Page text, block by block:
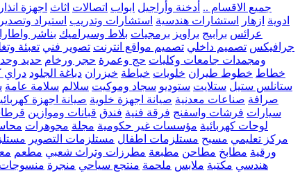
.. جميع الاقسام .. أدخنة وأراجيل ابواب اتصالات اثاث اجهزة
ادوية ازهار استشارات هندسية استشارات وتدريب استيراد وتصدير
عرائس برابيج براويز برمجيات بلاط وسيراميك بناشر
جرافيكس تصميم داخلي تصميم مواقع انترنت تصوير فني تعبئة
ومجمدات جامعات وكليات حج وعمرة حجر ورخام حديد
خطاط خطوط طيران خلويات خياطة خيزران دباغة الجلود دراي
ستانلس ستيل ستلايت ستوديو سجاد وموكيت سلالم سلامة عامة
صرافة صناعات معدنية صيانة اجهزة خلوية صيانة اجهزة
سيارات فرشات واسفنج فرقة فنية فندق قبانات وموازين
لوحات كهربائية مؤسسات غير حكومية مجلة مجوهرات
مركز تعليمي مسبح مستلزمات اطفال مستلزمات التصوير
ورقية مطابخ مطاحن مطبعة مطرزات وتراث شعبي مطعم
هندسي مكتبة ملابس ملحمة منتجع سياحي منجرة منسوجات